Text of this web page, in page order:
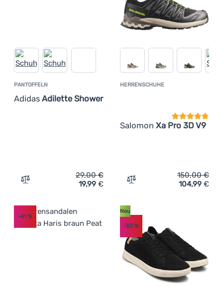
PANTOFFELN
Adidas Adilette Shower
Zum Vergleich 'Pantoffeln Adidas Adilette Shower'
29,00€
19,99 €
HERRENSCHUHE
Salomon Xa Pro 3D V9
Zum Vergleich
150,00€
104,99 €
-41 %
Neu
-30%